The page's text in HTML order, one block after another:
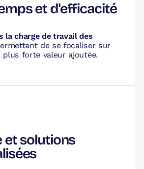
et d'efficacité
la charge de travail des
de se focaliser sur
plus forte valeur ajoutée.
et solutions